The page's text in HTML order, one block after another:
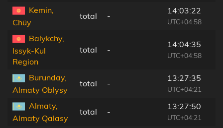
Kemin,
Chüy
total -
14:03:22
UTC+04:58
Balykchy,
Issyk-Kul
Region
total -
14:04:35
UTC+04:58
Burunday,
Almaty Oblysy
total -
13:27:35
UTC+04:21
Almaty,
Almaty Qalasy
total -
13:27:50
UTC+04:21